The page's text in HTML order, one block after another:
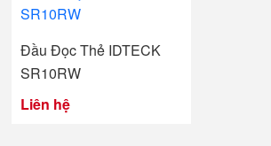
Đầu Đọc Thẻ IDTECK
SR10RW
Liên hệ